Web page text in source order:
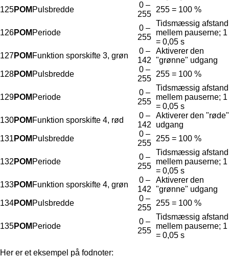
125POM Pulsbredde
0 –
255
255 = 100 %
126POM Periode
0 –
255
Tidsmæssig afstand
mellem pauserne; 1
= 0,05 s
127POM Funktion sporskifte 3, grøn
0 –
142
Aktiverer den
"grønne" udgang
128POM Pulsbredde
0 –
255
255 = 100 %
129POM Periode
0 –
255
Tidsmæssig afstand
mellem pauserne; 1
= 0,05 s
130POM Funktion sporskifte 4, rød
0 –
142
Aktiverer den "røde"
udgang
131POM Pulsbredde
0 –
255
255 = 100 %
132POM Periode
0 –
255
Tidsmæssig afstand
mellem pauserne; 1
= 0,05 s
133POM Funktion sporskifte 4, grøn
0 –
142
Aktiverer den
"grønne" udgang
134POM Pulsbredde
0 –
255
255 = 100 %
135POM Periode
0 –
255
Tidsmæssig afstand
mellem pauserne; 1
= 0,05 s
Her er et eksempel på fodnoter: